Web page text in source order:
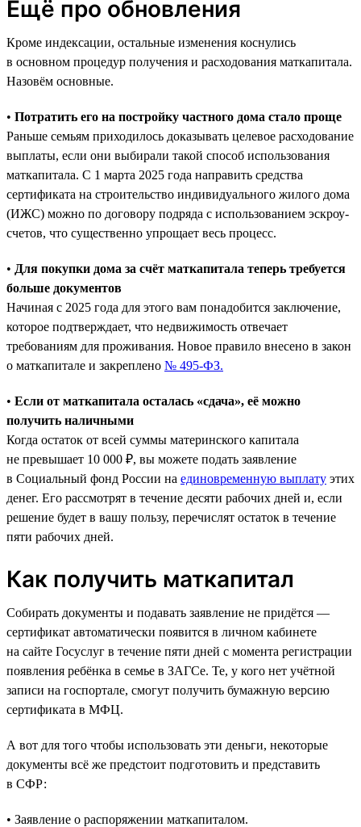
Ещё про обновления
Кроме индексации, остальные изменения коснулись
в основном процедур получения и расходования маткапитала.
Назовём основные.
• Потратить его на постройку частного дома стало проще
Раньше семьям приходилось доказывать целевое расходование
выплаты, если они выбирали такой способ использования
маткапитала. С 1 марта 2025 года направить средства
сертификата на строительство индивидуального жилого дома
(ИЖС) можно по договору подряда с использованием эскроу-
счетов, что существенно упрощает весь процесс.
• Для покупки дома за счёт маткапитала теперь требуется
больше документов
Начиная с 2025 года для этого вам понадобится заключение,
которое подтверждает, что недвижимость отвечает
требованиям для проживания. Новое правило внесено в закон
о маткапитале и закреплено № 495-ФЗ.
• Если от маткапитала осталась «сдача», её можно
получить наличными
Когда остаток от всей суммы материнского капитала
не превышает 10 000 ₽, вы можете подать заявление
в Социальный фонд России на единовременную выплату этих
денег. Его рассмотрят в течение десяти рабочих дней и, если
решение будет в вашу пользу, перечислят остаток в течение
пяти рабочих дней.
Как получить маткапитал
Собирать документы и подавать заявление не придётся —
сертификат автоматически появится в личном кабинете
на сайте Госуслуг в течение пяти дней с момента регистрации
появления ребёнка в семье в ЗАГСе. Те, у кого нет учётной
записи на госпортале, смогут получить бумажную версию
сертификата в МФЦ.
А вот для того чтобы использовать эти деньги, некоторые
документы всё же предстоит подготовить и представить
в СФР:
• Заявление о распоряжении маткапиталом.